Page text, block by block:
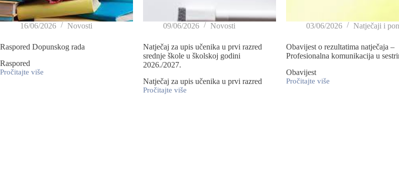
16/06/2026 Novosti
Raspored Dopunskog rada
Raspored
Pročitajte više
09/06/2026 Novosti
Natječaj za upis učenika u prvi razred
srednje škole u školskoj godini
2026./2027.
Natječaj za upis učenika u prvi razred
Pročitajte više
03/06/2026 Natječaji i
Obavijest o rezultatima natječaja –
Profesionalna komunikacija u
Obavijest
Pročitajte više